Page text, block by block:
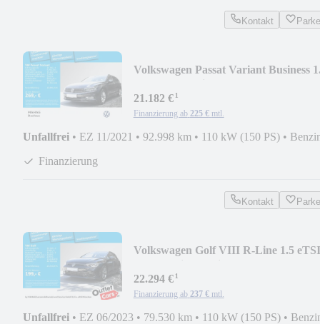
Kontakt
Volkswagen Passat Variant Business
21.182 €¹
Finanzierung ab 225 € mtl.
Unfallfrei • EZ 11/2021 • 92.998 km • 110 kW (150 PS) •
Finanzierung
Kontakt
Volkswagen Golf VIII R-Line 1.5 eTSI
22.294 €¹
Finanzierung ab 237 € mtl.
Unfallfrei • EZ 06/2023 • 79.530 km • 110 kW (150 PS) •